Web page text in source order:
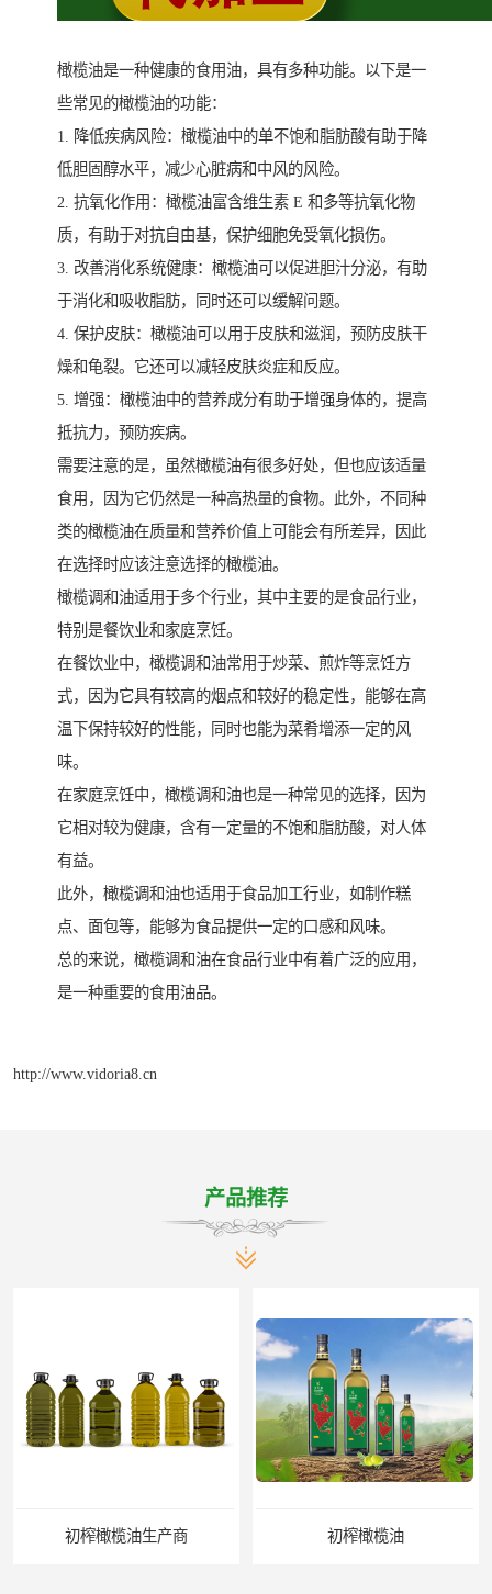
橄榄油是一种健康的食用油，具有多种功能。以下是一
些常见的橄榄油的功能：
1. 降低疾病风险：橄榄油中的单不饱和脂肪酸有助于降
低胆固醇水平，减少心脏病和中风的风险。
2. 抗氧化作用：橄榄油富含维生素 E 和多等抗氧化物
质，有助于对抗自由基，保护细胞免受氧化损伤。
3. 改善消化系统健康：橄榄油可以促进胆汁分泌，有助
于消化和吸收脂肪，同时还可以缓解问题。
4. 保护皮肤：橄榄油可以用于皮肤和滋润，预防皮肤干
燥和龟裂。它还可以减轻皮肤炎症和反应。
5. 增强：橄榄油中的营养成分有助于增强身体的，提高
抵抗力，预防疾病。
需要注意的是，虽然橄榄油有很多好处，但也应该适量
食用，因为它仍然是一种高热量的食物。此外，不同种
类的橄榄油在质量和营养价值上可能会有所差异，因此
在选择时应该注意选择的橄榄油。
橄榄调和油适用于多个行业，其中主要的是食品行业，
特别是餐饮业和家庭烹饪。
在餐饮业中，橄榄调和油常用于炒菜、煎炸等烹饪方
式，因为它具有较高的烟点和较好的稳定性，能够在高
温下保持较好的性能，同时也能为菜肴增添一定的风
味。
在家庭烹饪中，橄榄调和油也是一种常见的选择，因为
它相对较为健康，含有一定量的不饱和脂肪酸，对人体
有益。
此外，橄榄调和油也适用于食品加工行业，如制作糕
点、面包等，能够为食品提供一定的口感和风味。
总的来说，橄榄调和油在食品行业中有着广泛的应用，
是一种重要的食用油品。
http://www.vidoria8.cn
产品推荐
初榨橄榄油生产商 初榨橄榄油